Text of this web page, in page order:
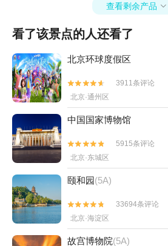
查看剩余产品 
看了该景点的人还看了
北京环球度假区


3911条评论
北京·通州区
中国国家博物馆


5915条评论
北京·东城区
颐和园(5A)


33694条评论
北京·海淀区
故宫博物院(5A)